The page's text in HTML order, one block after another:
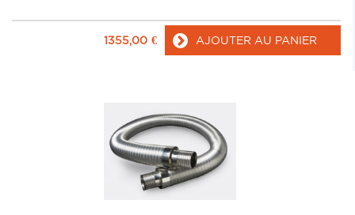
1355,00 € AJOUTER AU PANIER